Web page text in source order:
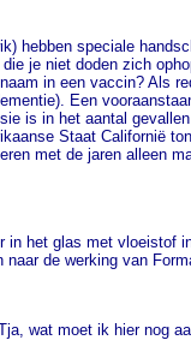
hebben speciale
je niet doden zich
in een vaccin? Als
Een
is in het aantal
Staat Californië
met de jaren alleen
het glas met vloeistof
de werking van
wat moet ik hier nog